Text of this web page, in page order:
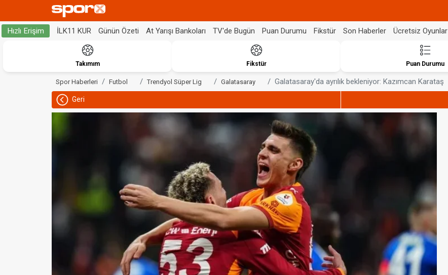
Hızlı Erişim İLK11 KUR Günün Özeti At Yarışı Bankoları TV'de Bugün Puan Durumu Fikstür Son Haberler Ücretsiz Oyunlar
Takımım Fikstür Puan Durumu
Spor Haberleri Futbol Trendyol Süper Lig Galatasaray Galatasaray'da ayrılık bekleniyor: Kazımcan Karataş
Geri